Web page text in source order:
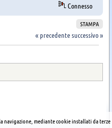
Connesso
STAMPA
« precedentesuccessivo »
mediante cookie installati da terze